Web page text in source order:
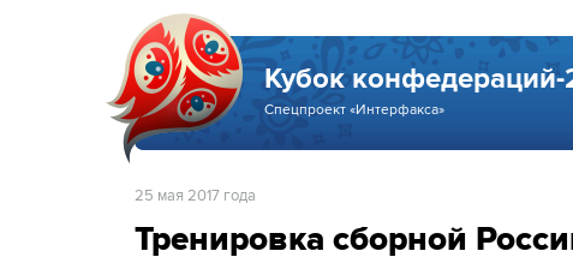
Кубок конфедераций-
Спецпроект «Интерфакса»
25 мая 2017 года
Тренировка сборной